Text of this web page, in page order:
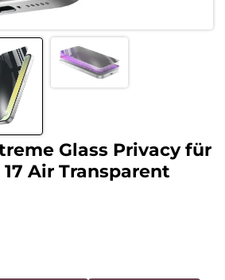
Glass Privacy für
Air Transparent